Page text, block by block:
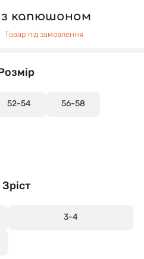
капюшоном
Товар під замовлення
52-54 56-58
3-4